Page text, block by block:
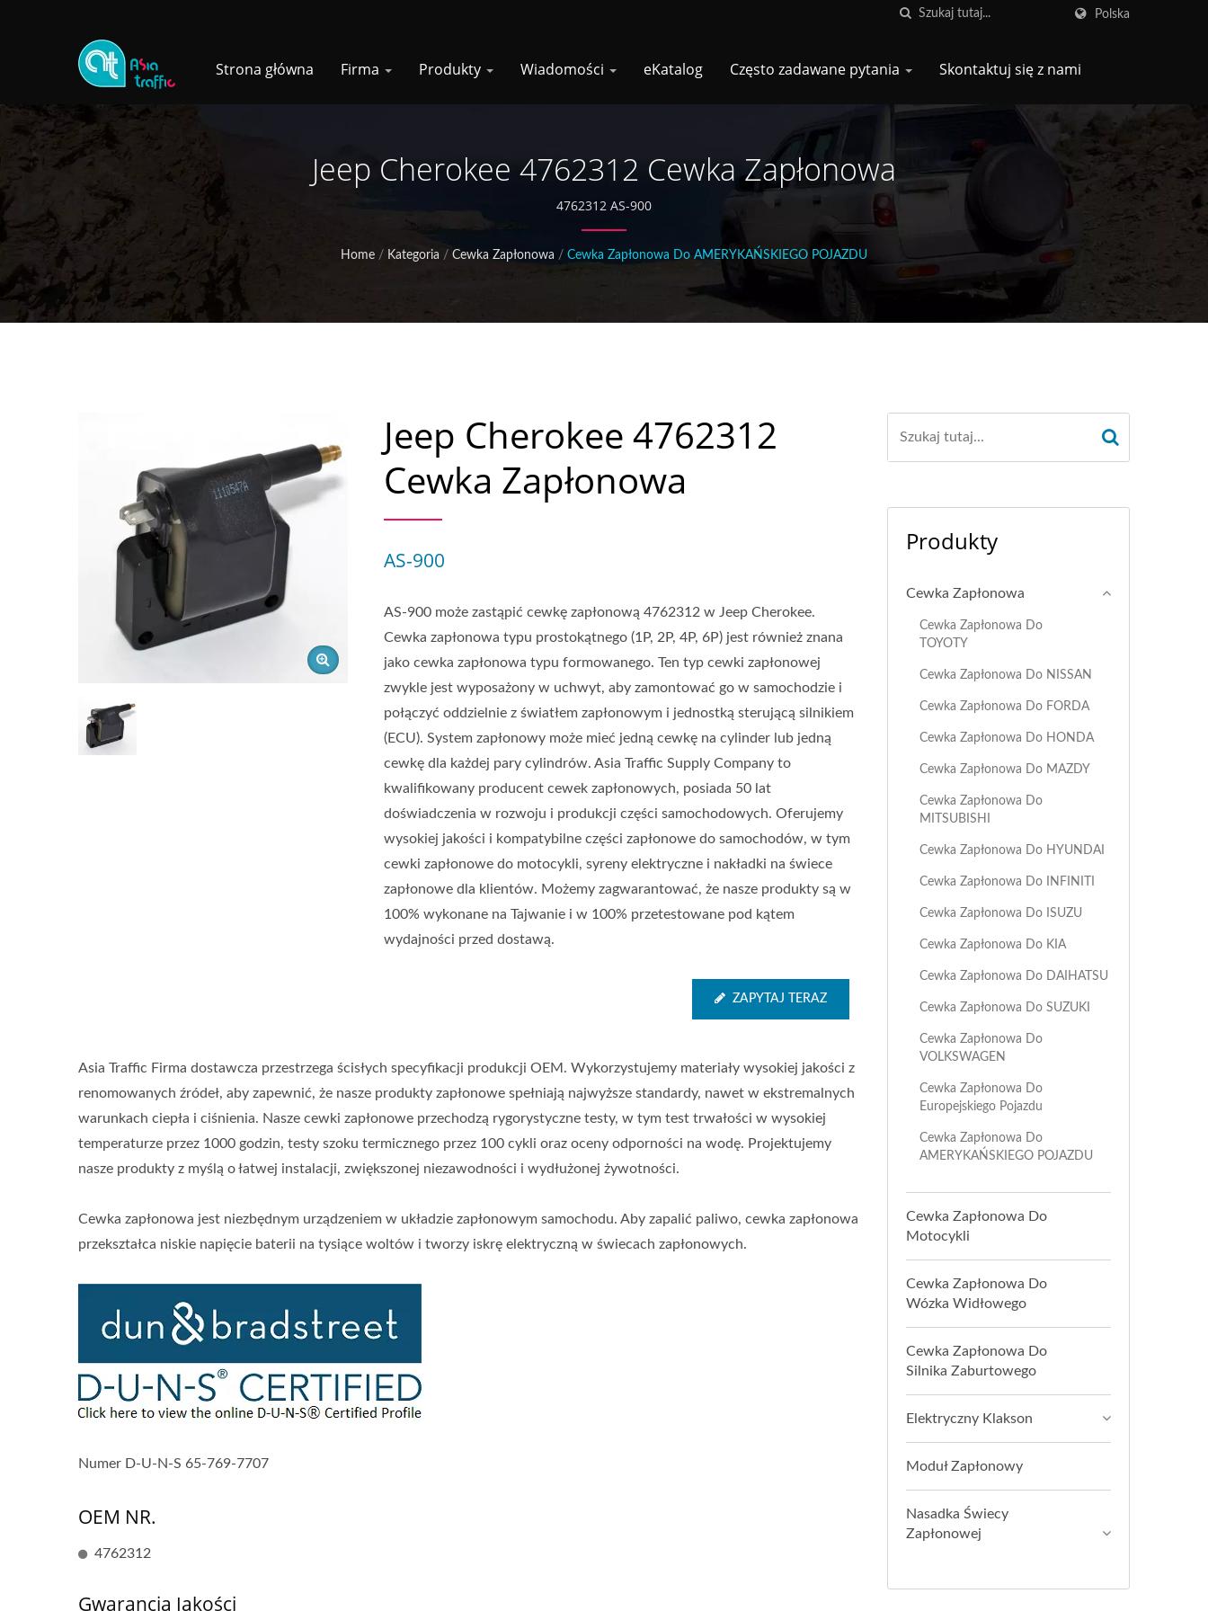
Polska
Strona główna Firma Produkty Wiadomości eKatalog Często zadawane pytania Skontaktuj się z nami
Jeep Cherokee 4762312 Cewka Zapłonowa
4762312 AS-900
Home / Kategoria / Cewka Zapłonowa / Cewka Zapłonowa Do AMERYKAŃSKIEGO POJAZDU
Jeep Cherokee 4762312
Cewka Zapłonowa
AS-900
AS-900 może zastąpić cewkę zapłonową 4762312 w Jeep Cherokee.
Cewka zapłonowa typu prostokątnego (1P, 2P, 4P, 6P) jest również znana
jako cewka zapłonowa typu formowanego. Ten typ cewki zapłonowej
zwykle jest wyposażony w uchwyt, aby zamontować go w samochodzie i
połączyć oddzielnie z światłem zapłonowym i jednostką sterującą silnikiem
(ECU). System zapłonowy może mieć jedną cewkę na cylinder lub jedną
cewkę dla każdej pary cylindrów. Asia Traffic Supply Company to
kwalifikowany producent cewek zapłonowych, posiada 50 lat
doświadczenia w rozwoju i produkcji części samochodowych. Oferujemy
wysokiej jakości i kompatybilne części zapłonowe do samochodów, w tym
cewki zapłonowe do motocykli, syreny elektryczne i nakładki na świece
zapłonowe dla klientów. Możemy zagwarantować, że nasze produkty są w
100% wykonane na Tajwanie i w 100% przetestowane pod kątem
wydajności przed dostawą.
ZAPYTAJ TERAZ
Asia Traffic Firma dostawcza przestrzega ścisłych specyfikacji produkcji OEM. Wykorzystujemy materiały wysokiej jakości z
renomowanych źródeł, aby zapewnić, że nasze produkty zapłonowe spełniają najwyższe standardy, nawet w ekstremalnych
warunkach ciepła i ciśnienia. Nasze cewki zapłonowe przechodzą rygorystyczne testy, w tym test trwałości w wysokiej
temperaturze przez 1000 godzin, testy szoku termicznego przez 100 cykli oraz oceny odporności na wodę. Projektujemy
nasze produkty z myślą o łatwej instalacji, zwiększonej niezawodności i wydłużonej żywotności.
Cewka zapłonowa jest niezbędnym urządzeniem w układzie zapłonowym samochodu. Aby zapalić paliwo, cewka zapłonowa
przekształca niskie napięcie baterii na tysiące woltów i tworzy iskrę elektryczną w świecach zapłonowych.
Numer D-U-N-S 65-769-7707
OEM NR.
4762312
Gwarancja Jakości
Produkty
Cewka Zapłonowa
Cewka Zapłonowa Do
TOYOTY
Cewka Zapłonowa Do NISSAN
Cewka Zapłonowa Do FORDA
Cewka Zapłonowa Do HONDA
Cewka Zapłonowa Do MAZDY
Cewka Zapłonowa Do
MITSUBISHI
Cewka Zapłonowa Do HYUNDAI
Cewka Zapłonowa Do INFINITI
Cewka Zapłonowa Do ISUZU
Cewka Zapłonowa Do KIA
Cewka Zapłonowa Do DAIHATSU
Cewka Zapłonowa Do SUZUKI
Cewka Zapłonowa Do
VOLKSWAGEN
Cewka Zapłonowa Do
Europejskiego Pojazdu
Cewka Zapłonowa Do
AMERYKAŃSKIEGO POJAZDU
Cewka Zapłonowa Do
Motocykli
Cewka Zapłonowa Do
Wózka Widłowego
Cewka Zapłonowa Do
Silnika Zaburtowego
Elektryczny Klakson
Moduł Zapłonowy
Nasadka Świecy
Zapłonowej